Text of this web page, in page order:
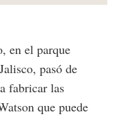
en el parque
pasó de
fabricar las
que puede